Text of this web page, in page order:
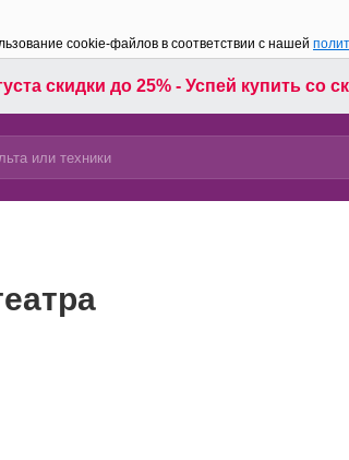
cookie-файлов в соответствии с нашей
скидки до 25% - Успей купить со